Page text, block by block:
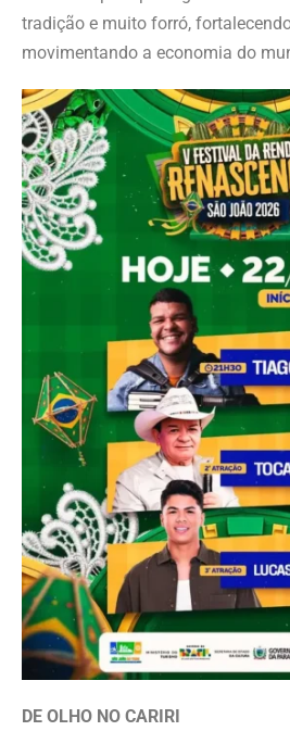
tradição e muito forró,
movimentando a economia do
DE OLHO NO CARIRI